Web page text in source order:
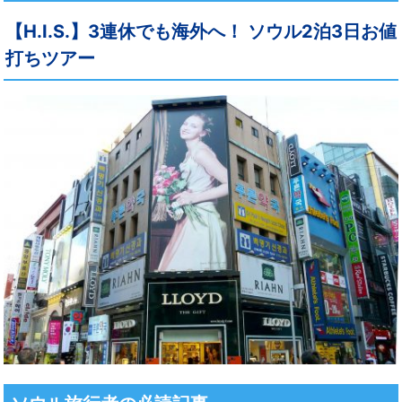
【H.I.S.】3連休でも海外へ！ ソウル2泊3日お値
打ちツアー